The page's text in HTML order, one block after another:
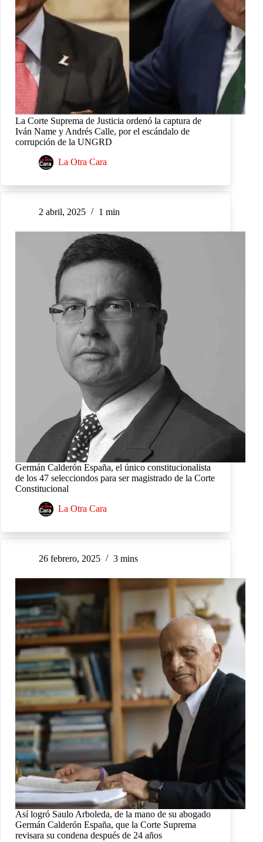
La Corte Suprema de Justicia ordenó la captura de
Iván Name y Andrés Calle, por el escándalo de
corrupción de la UNGRD
La Otra Cara
2 abril, 2025 1 min
Germán Calderón España, el único constitucionalista
de los 47 selecciondos para ser magistrado de la Corte
Constitucional
La Otra Cara
26 febrero, 2025 3 mins
Así logró Saulo Arboleda, de la mano de su abogado
Germán Calderón España, que la Corte Suprema
revisara su condena después de 24 años